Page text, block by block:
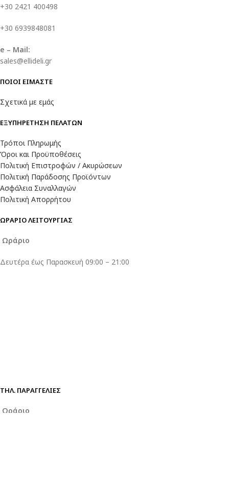
+30 2421 400498
+30 6939848081
e – Mail:
sales@ellideli.gr
ΠΟΙΟΙ ΕΙΜΑΣΤΕ
Σχετικά με εμάς
ΕΞΥΠΗΡΕΤΗΣΗ ΠΕΛΑΤΩΝ
Τρόποι Πληρωμής
Όροι και Προϋποθέσεις
Πολιτική Επιστροφών / Ακυρώσεων
Πολιτική Παράδοσης Προϊόντων
Ασφάλεια Συναλλαγών
Πολιτική Απορρήτου
ΩΡΑΡΙΟ ΛΕΙΤΟΥΡΓΙΑΣ
Ωράριο
Δευτέρα έως Παρασκευή 09:00 – 21:00
ΤΗΛ. ΠΑΡΑΓΓΕΛΊΕΣ
Ωράριο